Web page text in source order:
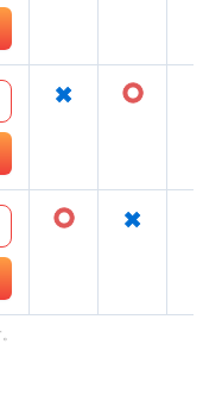
× ○
○ ×